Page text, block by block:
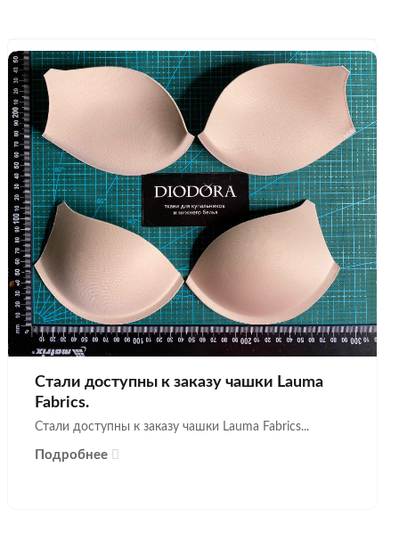
Стали доступны к заказу чашки Lauma
Fabrics.
Стали доступны к заказу чашки Lauma Fabrics...
Подробнее